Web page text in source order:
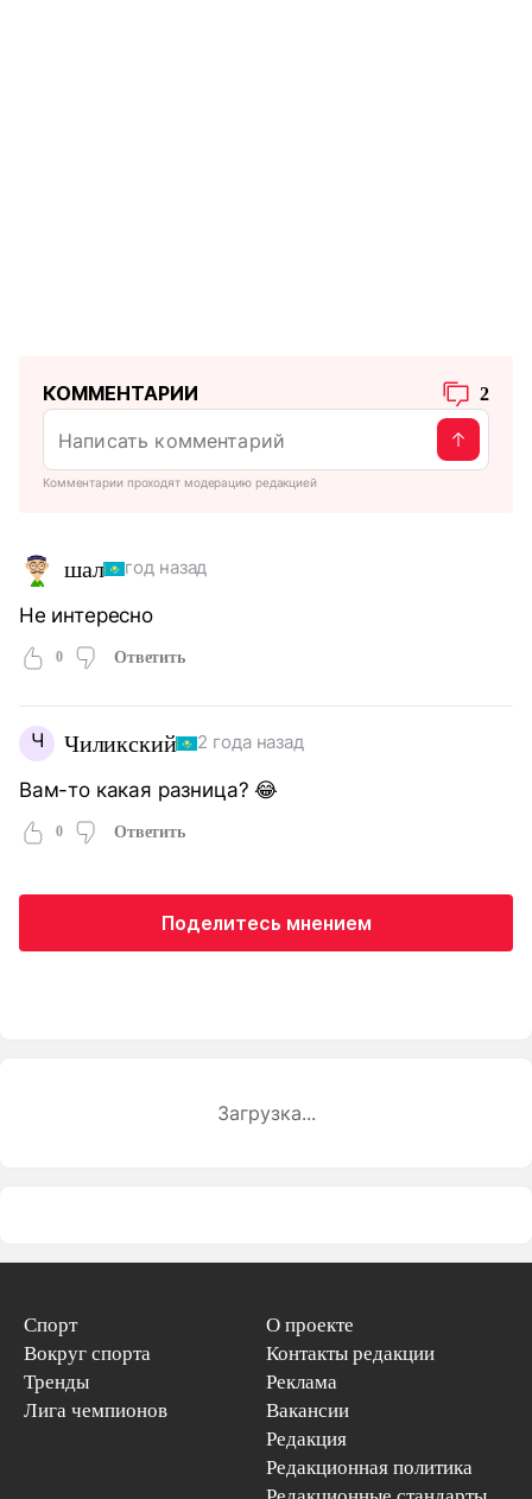
КОММЕНТАРИИ 2
Комментарии проходят модерацию редакцией
шал год назад
Не интересно
0 Ответить
Ч Чиликский 2 года назад
Вам-то какая разница? 😂
0 Ответить
Поделитесь мнением
Загрузка...
Спорт
Вокруг спорта
Тренды
Лига чемпионов
О проекте
Контакты редакции
Реклама
Вакансии
Редакция
Редакционная политика